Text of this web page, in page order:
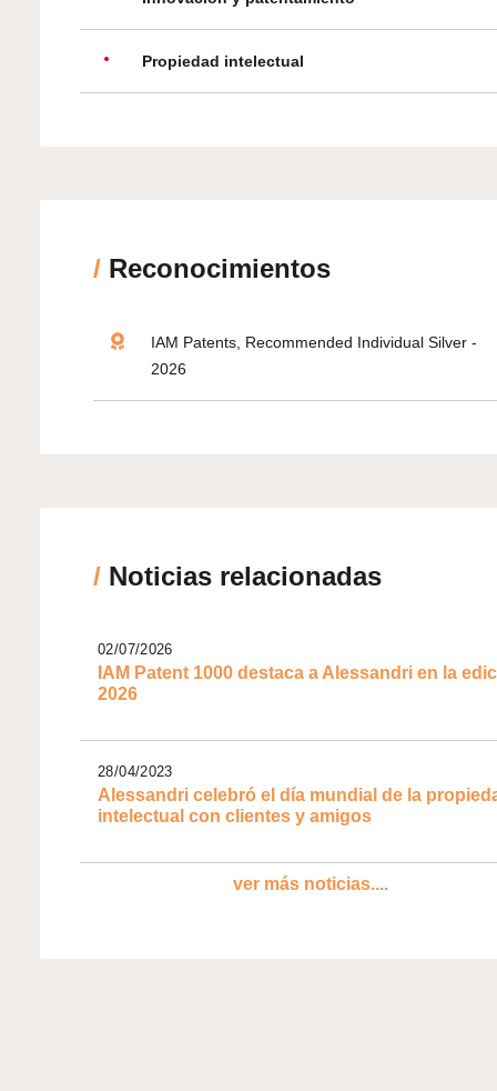
Propiedad intelectual
/ Reconocimientos
IAM Patents, Recommended Individual Silver -
2026
/ Noticias relacionadas
02/07/2026
IAM Patent 1000 destaca a Alessandri en la
2026
28/04/2023
Alessandri celebró el día mundial de la
intelectual con clientes y amigos
ver más noticias....